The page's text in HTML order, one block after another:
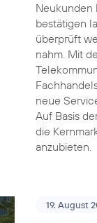
Neukunden
bestätigen
überprüft
nahm. Mit
neue
Auf Basis
die
anzubieten.
19. August